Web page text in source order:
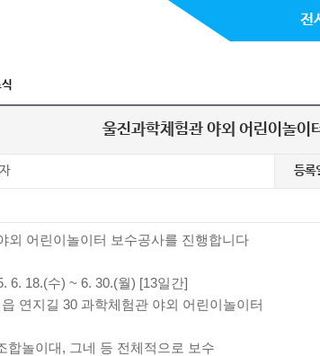
전
울진과학체험관 야외 어린이놀
등록
외 어린이놀이터 보수공사를 진행합니다
18.(수) ~ 6. 30.(월) [13일간]
지길 30 과학체험관 야외 어린이놀이터
합놀이대, 그네 등 전체적으로 보수